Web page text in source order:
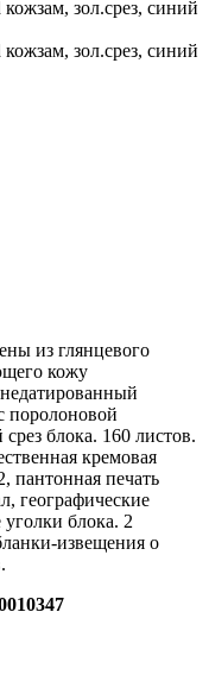
из глянцевого
кожу
поролоновой
блока. 160 листов.
кремовая
пантонная печать
географические
блока. 2
извещения о